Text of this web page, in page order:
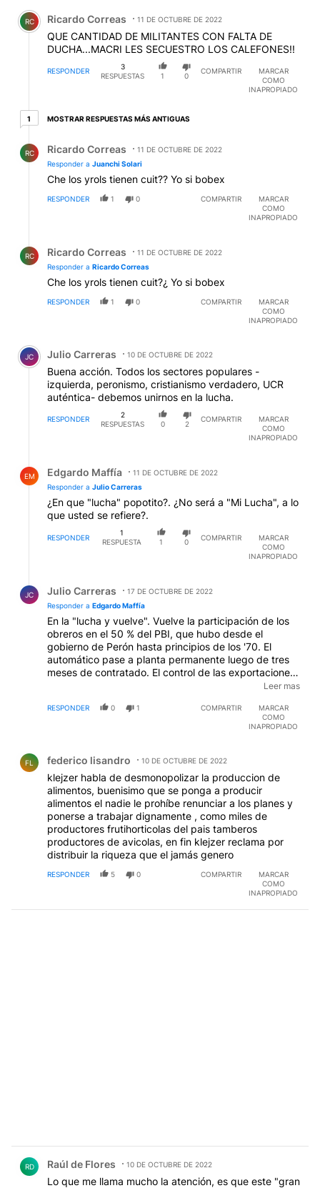
Comentario de Ricardo Correas.
RC Ricardo Correas 11 DE OCTUBRE DE 2022
QUE CANTIDAD DE MILITANTES CON FALTA DE
DUCHA...MACRI LES SECUESTRO LOS CALEFONES!!
RESPONDER
3
RESPUESTAS
1 0
COMPARTIR
MARCAR
COMO
INAPROPIADO
11 respuesta más antiguas
MOSTRAR RESPUESTAS MÁS ANTIGUAS
RC Ricardo Correas
11 DE OCTUBRE DE 2022
Responder a Juanchi Solari
Che los yrols tienen cuit?? Yo si bobex
RESPONDER 1 0 COMPARTIR
MARCAR
COMO
INAPROPIADO
RC Ricardo Correas
11 DE OCTUBRE DE 2022
Responder a Ricardo Correas
Che los yrols tienen cuit?¿ Yo si bobex
RESPONDER 1 0 COMPARTIR
MARCAR
COMO
INAPROPIADO
Comentario de Julio Carreras.
JC Julio Carreras 10 DE OCTUBRE DE 2022
Buena acción. Todos los sectores populares -
izquierda, peronismo, cristianismo verdadero, UCR
auténtica- debemos unirnos en la lucha.
RESPONDER
2
RESPUESTAS
0 2
COMPARTIR
MARCAR
COMO
INAPROPIADO
EM Edgardo Maffía
11 DE OCTUBRE DE 2022
Responder a Julio Carreras
¿En que "lucha" popotito?. ¿No será a "Mi Lucha", a lo
que usted se refiere?.
RESPONDER
1
RESPUESTA
1 0
COMPARTIR
MARCAR
COMO
INAPROPIADO
JC Julio Carreras
17 DE OCTUBRE DE 2022
Responder a Edgardo Maffía
En la "lucha y vuelve". Vuelve la participación de los
obreros en el 50 % del PBI, que hubo desde el
gobierno de Perón hasta principios de los '70. El
automático pase a planta permanente luego de tres
meses de contratado. El control de las exportaciones.
Los servicios públicos baratos para los argentinos y
para la Educación Pública. Y mucho más. Que si miras
algún documental bienintencionado, en vez de
durante el gobierno de Perón y Evita en la Argentina.
Leer mas
RESPONDER 0 1 COMPARTIR
MARCAR
COMO
INAPROPIADO
FL federico lisandro 10 DE OCTUBRE DE 2022
klejzer habla de desmonopolizar la produccion de
alimentos, buenisimo que se ponga a producir
alimentos el nadie le prohíbe renunciar a los planes y
ponerse a trabajar dignamente , como miles de
productores frutihorticolas del pais tamberos
productores de avicolas, en fin klejzer reclama por
distribuir la riqueza que el jamás genero
RESPONDER 5 0 COMPARTIR
MARCAR
COMO
INAPROPIADO
RD Raúl de Flores 10 DE OCTUBRE DE 2022
Lo que me llama mucho la atención, es que este "gran